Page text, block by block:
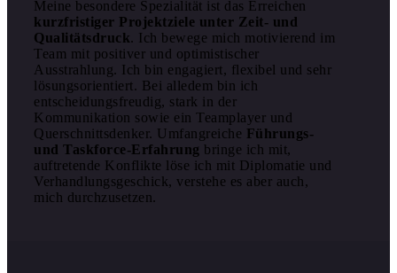
Meine besondere Spezialität ist das Erreichen
kurzfristiger Projektziele unter Zeit- und
Qualitätsdruck. Ich bewege mich motivierend im
Team mit positiver und optimistischer
Ausstrahlung. Ich bin engagiert, flexibel und sehr
lösungsorientiert. Bei alledem bin ich
entscheidungsfreudig, stark in der
Kommunikation sowie ein Teamplayer und
Querschnittsdenker. Umfangreiche Führungs-
und Taskforce-Erfahrung bringe ich mit,
auftretende Konflikte löse ich mit Diplomatie und
Verhandlungsgeschick, verstehe es aber auch,
mich durchzusetzen.